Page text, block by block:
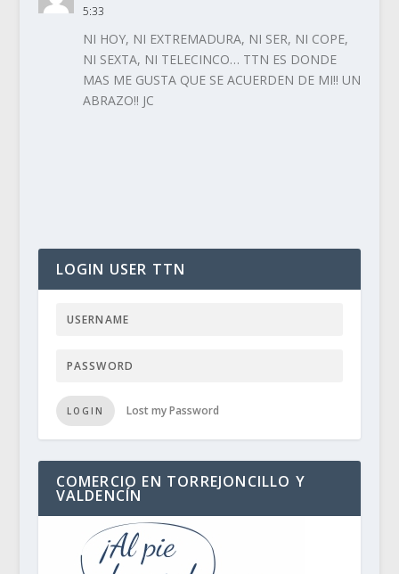
5:33
NI HOY, NI EXTREMADURA, NI SER, NI COPE,
NI SEXTA, NI TELECINCO… TTN ES DONDE
MAS ME GUSTA QUE SE ACUERDEN DE MI!! UN
ABRAZO!! JC
LOGIN USER TTN
LOGIN Lost my Password
COMERCIO EN TORREJONCILLO Y
VALDENCÍN